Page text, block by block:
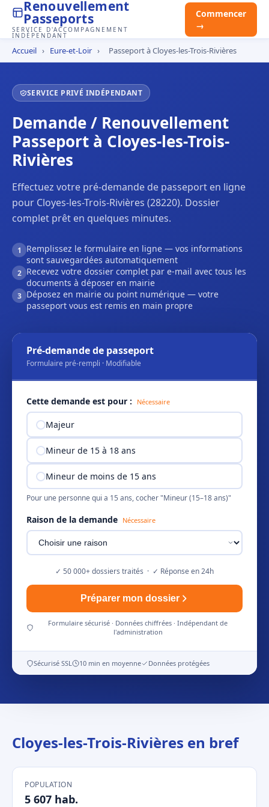
Renouvellement
Passeports
SERVICE D'ACCOMPAGNEMENT
INDÉPENDANT
Commencer
→
Accueil › Eure-et-Loir › Passeport à Cloyes-les-Trois-Rivières
SERVICE PRIVÉ INDÉPENDANT
Demande / Renouvellement
Passeport à Cloyes-les-Trois-
Rivières
Effectuez votre pré-demande de passeport en ligne
pour Cloyes-les-Trois-Rivières (28220). Dossier
complet prêt en quelques minutes.
1
Remplissez le formulaire en ligne — vos informations
sont sauvegardées automatiquement
2 Recevez votre dossier complet par e-mail avec tous les
documents à déposer en mairie
3 Déposez en mairie ou point numérique — votre
passeport vous est remis en main propre
Pré-demande de passeport
Formulaire pré-rempli · Modifiable
Cette demande est pour : Nécessaire
Majeur
Mineur de 15 à 18 ans
Mineur de moins de 15 ans
Pour une personne qui a 15 ans, cocher "Mineur (15–18 ans)"
Raison de la demande Nécessaire
✓ 50 000+ dossiers traités · ✓ Réponse en 24h
Préparer mon dossier
Formulaire sécurisé · Données chiffrées · Indépendant de
l'administration
Sécurisé SSL 10 min en moyenne Données protégées
Cloyes-les-Trois-Rivières en bref
POPULATION
5 607 hab.